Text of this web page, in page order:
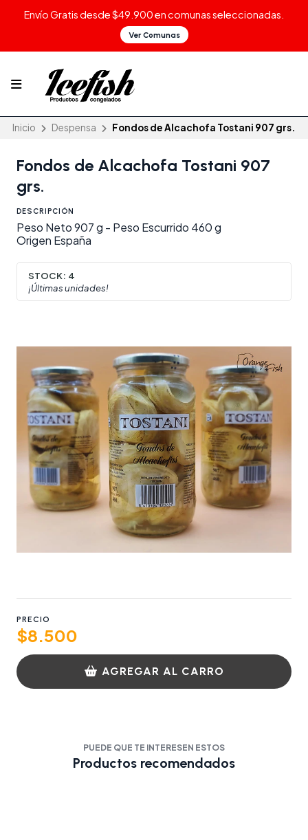
Envío Gratis desde $49.900 en comunas seleccionadas.
Ver Comunas
Inicio Despensa Fondos de Alcachofa Tostani 907 grs.
Fondos de Alcachofa Tostani 907
grs.
DESCRIPCIÓN
Peso Neto 907 g - Peso Escurrido 460 g
Origen España
STOCK: 4
¡Últimas unidades!
PRECIO
$8.500
AGREGAR AL CARRO
PUEDE QUE TE INTERESEN ESTOS
Productos recomendados